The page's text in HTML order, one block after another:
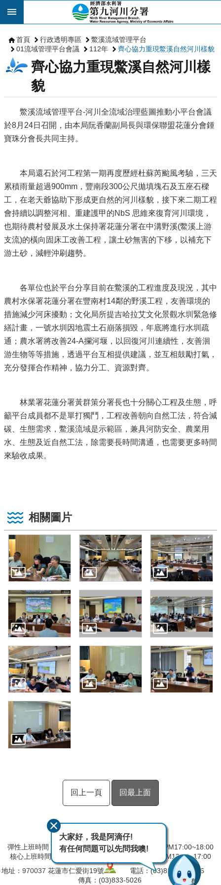
跳到主要內容區塊
首頁 行政透明專區
鱉溪流域管理平台
01流域管理平台會議
112年 齊心協力重現鱉溪自然河川樣貌
齊心協力重現鱉溪自然河川樣
貌
鱉溪流域管理平台-河川全流域治理藍圖推動小平台會議
於8月24日召開，由本局阮香蘭副局長與環保聯盟花蓮分會鍾
寶珠分會長共同主持。
本局還石於河工程第一期再度歷經杜蘇芮颱風考驗，三天
累積雨量超過900mm，豐南段300公尺拋填塊石及五座石樑
工，在老天爺協助下形成更自然的河川樣貌，接下來二期工程
會持續以調整河相、重建護甲的NbS 思維來復育河川環境，
也期待農村發展及水土保持署花蓮分署在中溝野溪(鱉溪上游
支流)的橫向固床工改善工程，讓土砂無害的下移，以補充下
游土砂，減輕沖刷趨勢。
各單位也於平台分享目前在鱉溪的工程進度及現況，其中
農村水保署花蓮分署在豐南村14鄰的野溪工程，友善環境的
措施減少河床擾動；文化局所提吉哈拉艾文化景觀水圳緊急修
繕計畫，一號水圳因地震土石崩落損毀，年底將進行水圳疏
通；農水署將改善24-A攔河堰，以回復河川連續性，友善洄
游生物等等措施，透過平台互相提供建議，並互相鼓勵打氣，
充分發揮合作精神，協力分工、資源對齊。
林業署花蓮分署黃群策分署長也十分關心工程及生態，呼
籲平台成員都不是單打獨鬥，工程改善朝向自然工法，符合減
碳、生態需求，鱉溪流域是示範區，兼具河防安全、農業用
水、生態及近自然工法，除需要長時間溝通，也需要更多時間
來驗收成果。
相關圖片
回上一頁 回最上面
彈性上班時間：AM8:00~09:00 彈性下班時間：PM17:00~18:00
核心上班時間：星期一 ~ 星期五 AM09:00~12:30 PM13:30~17:00
地址： 970037 花蓮市仁愛街19號
電話：(03)832-5103～6
傳真：(03)833-5026
大家好，我是阿滴仔!
有任何問題可以先問我噢!